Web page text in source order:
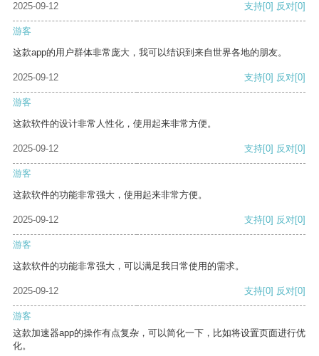
2025-09-12 支持[0] 反对[0]
游客
这款app的用户群体非常庞大，我可以结识到来自世界各地的朋友。
2025-09-12 支持[0] 反对[0]
游客
这款软件的设计非常人性化，使用起来非常方便。
2025-09-12 支持[0] 反对[0]
游客
这款软件的功能非常强大，使用起来非常方便。
2025-09-12 支持[0] 反对[0]
游客
这款软件的功能非常强大，可以满足我日常使用的需求。
2025-09-12 支持[0] 反对[0]
游客
这款加速器app的操作有点复杂，可以简化一下，比如将设置页面进行优
化。